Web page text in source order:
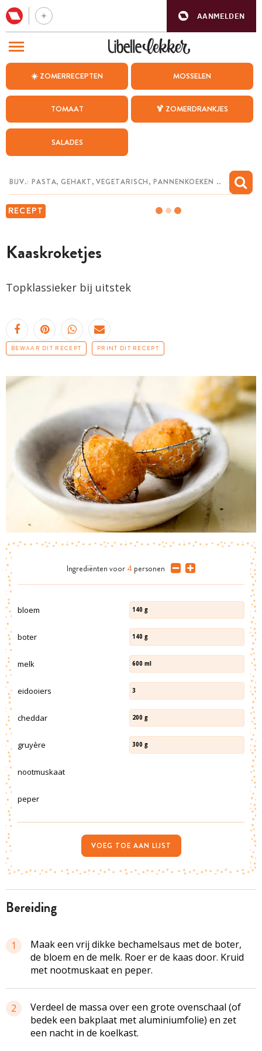
AANMELDEN
☀️ ZOMERRECEPTEN MOSSELEN
TOMAAT 🍹 ZOMERDRANKJES
SALADES
RECEPT
Kaaskroketjes
Topklassieker bij uitstek
BEWAAR DIT RECEPT PRINT DIT RECEPT
bereiding
1
Maak een vrij dikke bechamelsaus met de boter,
de bloem en de melk. Roer er de kaas door. Kruid
met nootmuskaat en peper.
2
Verdeel de massa over een grote ovenschaal (of
bedek een bakplaat met aluminiumfolie) en zet
een nacht in de koelkast.
Ingrediënten voor 4 personen
bloem 140 g
boter 140 g
melk 600 ml
eidooiers 3
cheddar 200 g
gruyère 300 g
nootmuskaat
peper
VOEG TOE AAN LIJST
BEZOEK ONZE ANDERE WEBSITES
WEEKMENU
CHAT MET MAIA
MIJN BEWAARDE RECEPTEN